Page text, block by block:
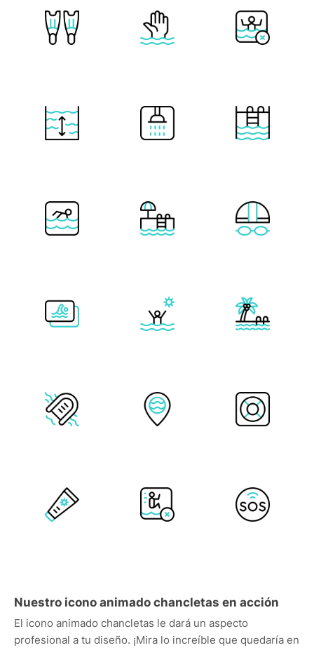
Nuestro icono animado chancletas en acción
El icono animado chancletas le dará un aspecto
profesional a tu diseño. ¡Mira lo increíble que quedaría en